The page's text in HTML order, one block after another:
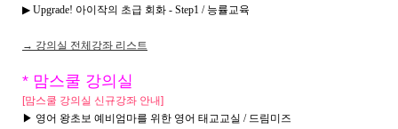
▶ Upgrade! 아이작의 초급 회화 - Step1 / 능률교육
→ 강의실 전체강좌 리스트
* 맘스쿨 강의실
[맘스쿨 강의실 신규강좌 안내]
▶ 영어 왕초보 예비엄마를 위한 영어 태교교실 / 드림미즈